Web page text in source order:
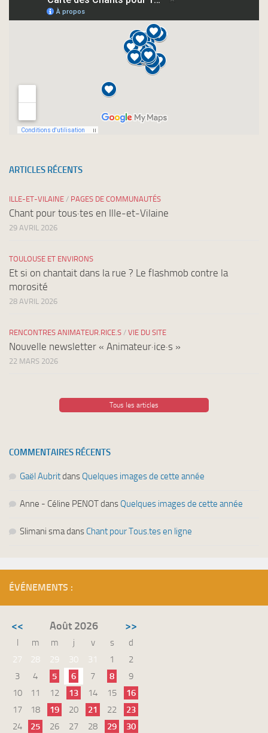
newsletters
ARTICLES RÉCENTS
ILLE-ET-VILAINE / PAGES DE COMMUNAUTÉS
Chant pour tous·tes en Ille-et-Vilaine
29 AVRIL 2026
TOULOUSE ET ENVIRONS
Et si on chantait dans la rue ? Le flashmob contre la
morosité
28 AVRIL 2026
RENCONTRES ANIMATEUR.RICE.S / VIE DU SITE
Nouvelle newsletter « Animateur·ice·s »
22 MARS 2026
Tous les articles
COMMENTAIRES RÉCENTS
Gaël Aubritdans Quelques images de cette année
Anne - Céline PENOTdans Quelques images de cette année
Slimani smadans Chant pour Tous.tes en ligne
ÉVÉNEMENTS :
<< Août 2026 >>
l m m j v s
d
27
28 29 30 31 1
2
3
4 5 6 7 8
9
10
11 12 13 14 15
16
17
18 19 20 21 22
23
24
25 26 27 28 29
30